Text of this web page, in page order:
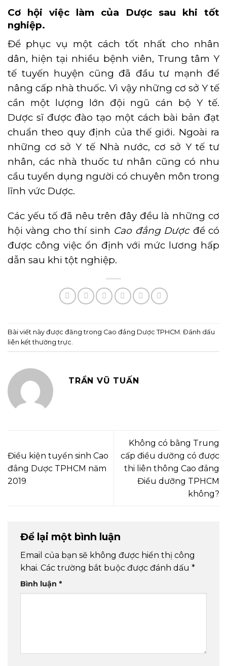
Cơ hội việc làm của Dược sau khi tốt
nghiệp.
Để phục vụ một cách tốt nhất cho nhân
dân, hiện tại nhiều bệnh viên, Trung tâm Y
tế tuyến huyện cũng đã đầu tư mạnh để
nâng cấp nhà thuốc. Vì vậy những cơ sở Y tế
cần một lượng lớn đội ngũ cán bộ Y tế.
Dược sĩ được đào tạo một cách bài bản đạt
chuẩn theo quy định của thế giới. Ngoài ra
những cơ sở Y tế Nhà nước, cơ sở Y tế tư
nhân, các nhà thuốc tư nhân cũng có nhu
cầu tuyển dụng người có chuyên môn trong
lĩnh vức Dược.
Các yếu tố đã nêu trên đây đều là những cơ
hội vàng cho thí sinh Cao đẳng Dượcđể có
được công việc ổn định với mức lương hấp
dẫn sau khi tột nghiệp.
Bài viết này được đăng trong Cao đẳng Dược TPHCM . Đánh dấu
liên kết thường trực
TRẦN VŨ TUẤN
Điều kiện tuyển sinh Cao
đẳng Dược TPHCM năm
2019
Không có bằng Trung
cấp điều dưỡng có được
thi liên thông Cao đẳng
Điều dưỡng TPHCM
không?
Để lại một bình luận
Email của bạn sẽ không được hiển thị công
khai. Các trường bắt buộc được đánh dấu *
Bình luận *